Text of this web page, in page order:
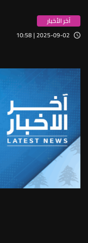
آخر الأخبار
2025-09-02 | 10:58